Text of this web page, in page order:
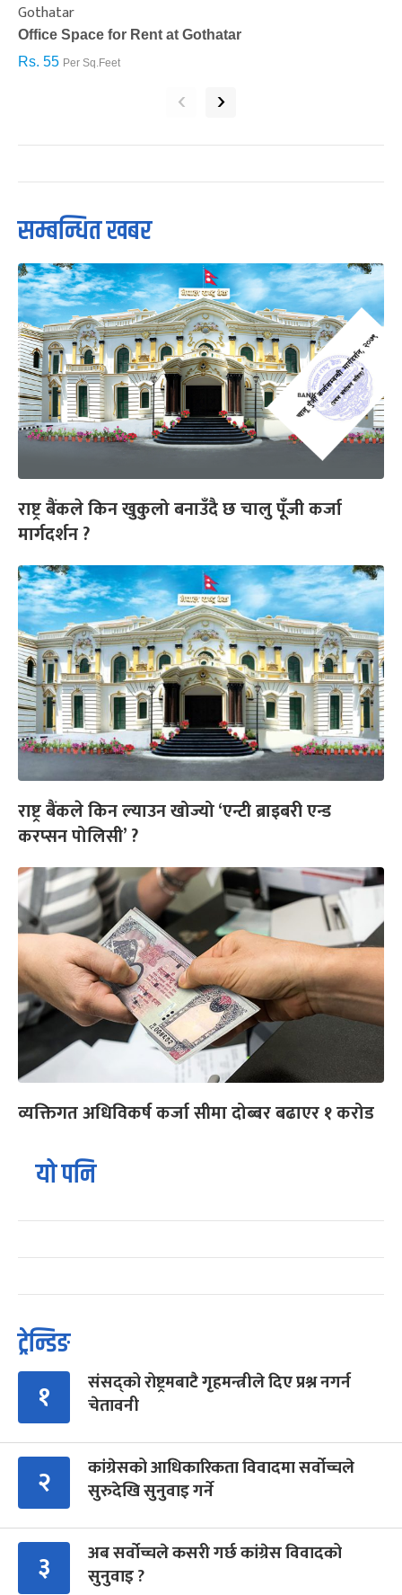
Gothatar
Office Space for Rent at Gothatar
Rs. 55 Per Sq.Feet
‹ ›
सम्बन्धित खबर
राष्ट्र बैंकले किन खुकुलो बनाउँदै छ चालु पूँजी कर्जा
मार्गदर्शन ?
राष्ट्र बैंकले किन ल्याउन खोज्यो ‘एन्टी ब्राइबरी एन्ड
करप्सन पोलिसी’ ?
व्यक्तिगत अधिविकर्ष कर्जा सीमा दोब्बर बढाएर १ करोड
यो पनि
ट्रेन्डिङ
१
संसद्को रोष्ट्रमबाटै गृहमन्त्रीले दिए प्रश्न नगर्न
चेतावनी
२
कांग्रेसको आधिकारिकता विवादमा सर्वोच्चले
सुरुदेखि सुनुवाइ गर्ने
३
अब सर्वोच्चले कसरी गर्छ कांग्रेस विवादको
सुनुवाइ ?